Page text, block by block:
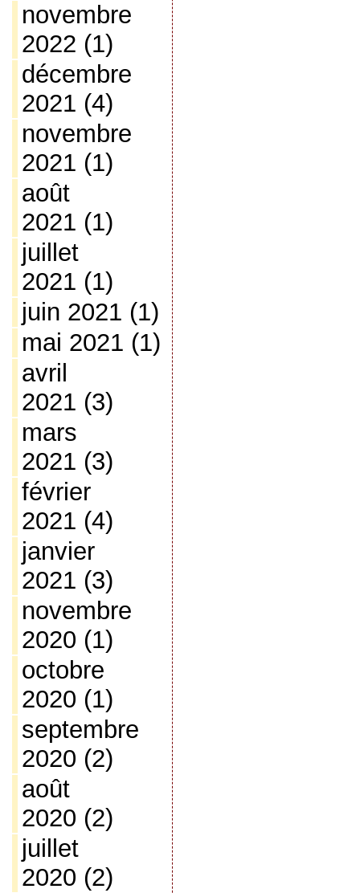
novembre
2022 (1)
décembre
2021 (4)
novembre
2021 (1)
août
2021 (1)
juillet
2021 (1)
juin 2021 (1)
mai 2021 (1)
avril
2021 (3)
mars
2021 (3)
février
2021 (4)
janvier
2021 (3)
novembre
2020 (1)
octobre
2020 (1)
septembre
2020 (2)
août
2020 (2)
juillet
2020 (2)